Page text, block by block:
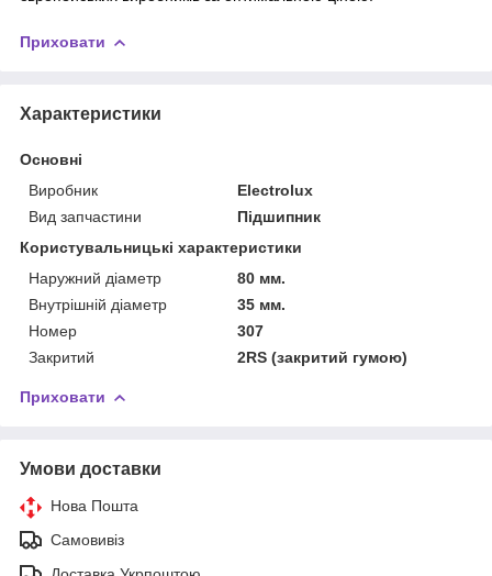
Приховати
Характеристики
Основні
Виробник
Electrolux
Вид запчастини
Підшипник
Користувальницькі характеристики
Наружний діаметр
80 мм.
Внутрішній діаметр
35 мм.
Номер
307
Закритий
2RS (закритий гумою)
Приховати
Умови доставки
Нова Пошта
Самовивіз